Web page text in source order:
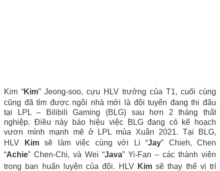
Kim “Kim” Jeong-soo, cựu HLV trưởng của T1, cuối cùng
cũng đã tìm được ngôi nhà mới là đội tuyển đang thi đấu
tại LPL – Bilibili Gaming (BLG) sau hơn 2 tháng thất
nghiệp. Điều này báo hiệu việc BLG đang có kế hoạch
vươn mình mạnh mẽ ở LPL mùa Xuân 2021. Tại BLG,
HLV Kimsẽ làm việc cùng với Li “Jay” Chieh, Chen
“Achie” Chen-Chi, và Wei “Java” Yi-Fan – các thành viên
trong ban huấn luyện của đội. HLV Kimsẽ thay thế vị trí